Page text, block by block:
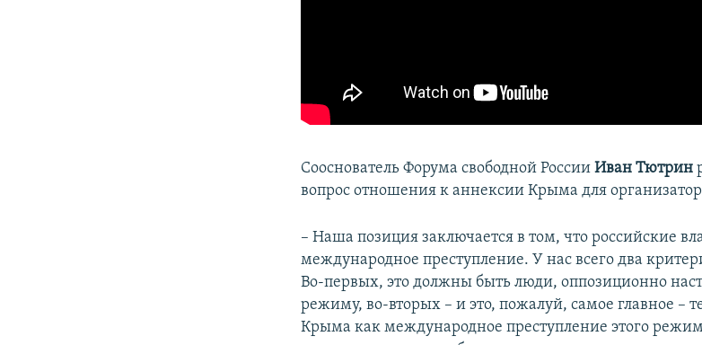
Сооснователь Форума свободной РоссииИван Тютрин
вопрос отношения к аннексии Крыма для
– Наша позиция заключается в том, что российские
международное преступление. У нас всего два
Во-первых, это должны быть люди, оппозиционно
режиму, во-вторых – и это, пожалуй, самое главное –
Крыма как международное преступление этого